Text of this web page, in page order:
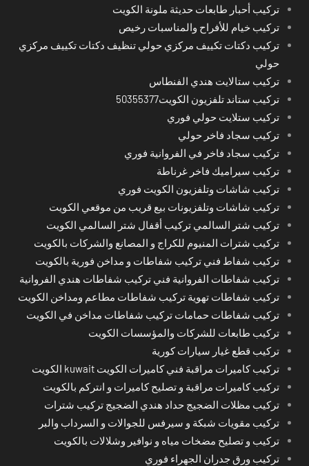
تركيب أحبار طابعات حديثة ملونة الكويت
تركيب خيام للأفراح والمناسبات رخيص
تركيب دكتات تكييف مركزي حولي تنظيف دكتات تكييف مركزي
حولي
تركيب ستالايت هندي الفنطاس
تركيب ستاند تلفزيون الكويت50355377
تركيب ستلايت حولي فوري
تركيب سجاد فاخر حولي
تركيب سجاد فاخر في الفروانية فوري
تركيب سيراميك فاخر غرناطة
تركيب شاشات وتلفزيون الكويت فوري
تركيب شاشات وتلفزيونات بيع قريب من موقعي الكويت
تركيب شتر السالمي تركيب أقفال شتر السالمي الكويت
تركيب شترات المنيوم للكراج و المصانع والشركات بالكويت
تركيب شفاط فني تركيب شفاطات و مداخن فورية بالكويت
تركيب شفاطات الفروانية فني تركيب شفاطات هندي الفروانية
تركيب شفاطات تهوية تركيب شفاطات مطاعم ومداخن الكويت
تركيب شفاطات حمامات تركيب شفاطات مداخن في الكويت
تركيب طابعات للشركات والمؤسسات الكويت
تركيب قطع غيار سيارات كورية
تركيب كاميرات مراقبة فني كاميرات الكويت kuwait الكويت
تركيب كاميرات مراقبة و تصليح كاميرات و انتركم بالكويت
تركيب مظلات الضجيج حداد هندي الضجيج تركيب شترات
تركيب مقويات شبكة و سيرفس للجوالات و السرداب والبر
تركيب و تصليح مضخات مياه و نوافير وشلالات بالكويت
تركيب ورق جدران الجهراء فوري